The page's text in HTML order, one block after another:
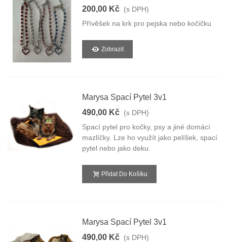
200,00 Kč (s DPH)
Přívěšek na krk pro pejska nebo kočičku
Zobrazit
Marysa Spací Pytel 3v1
490,00 Kč (s DPH)
Spací pytel pro kočky, psy a jiné domácí
mazlíčky. Lze ho využít jako pelíšek, spací
pytel nebo jako deku.
Přidat Do Košíku
Marysa Spací Pytel 3v1
490,00 Kč (s DPH)